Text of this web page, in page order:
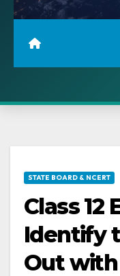
STATE BOARD & NCERT
Class 12
Identify
Out